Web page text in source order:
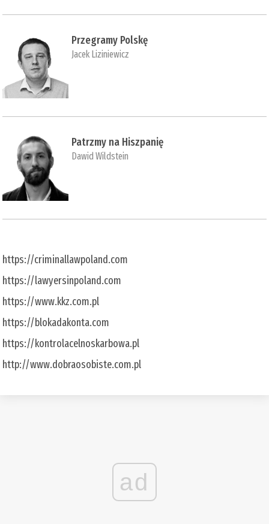
Przegramy Polskę
Jacek Liziniewicz
Patrzmy na Hiszpanię
Dawid Wildstein
https://criminallawpoland.com
https://lawyersinpoland.com
https://www.kkz.com.pl
https://blokadakonta.com
https://kontrolacelnoskarbowa.pl
http://www.dobraosobiste.com.pl
ad